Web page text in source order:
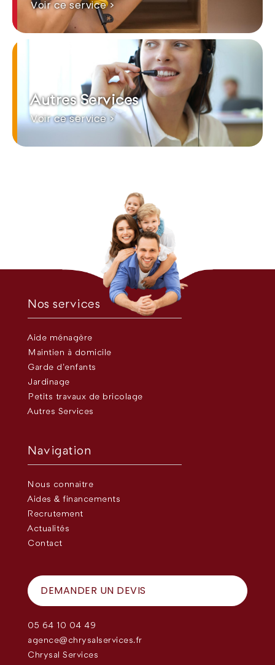
Voir ce service >
Autres Services
Voir ce service >
Nos services
Aide ménagère
Maintien à domicile
Garde d’enfants
Jardinage
Petits travaux de bricolage
Autres Services
Navigation
Nous connaître
Aides & financements
Recrutement
Actualités
Contact
DEMANDER UN DEVIS
05 64 10 04 49
agence@chrysalservices.fr
Chrysal Services